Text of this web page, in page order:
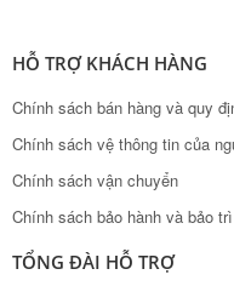
HỖ TRỢ KHÁCH HÀNG
Chính sách bán hàng và quy
Chính sách vệ thông tin của
Chính sách vận chuyển
Chính sách bảo hành và bảo trì
TỔNG ĐÀI HỖ TRỢ